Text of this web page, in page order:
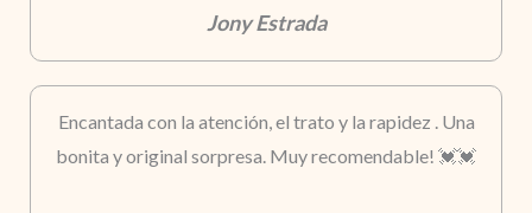
Jony Estrada
Encantada con la atención, el trato y la rapidez . Una
bonita y original sorpresa. Muy recomendable! 💓💓